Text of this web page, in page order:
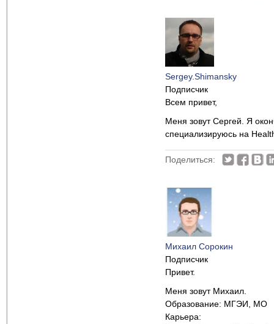
Sergey.Shimansky
Подписчик
Всем привет,
Меня зовут Сергей. Я
специализируюсь на
Поделиться:
Михаил Сорокин
Подписчик
Привет.
Меня зовут Михаил.
Образование: МГЭИ, МО
Карьера: